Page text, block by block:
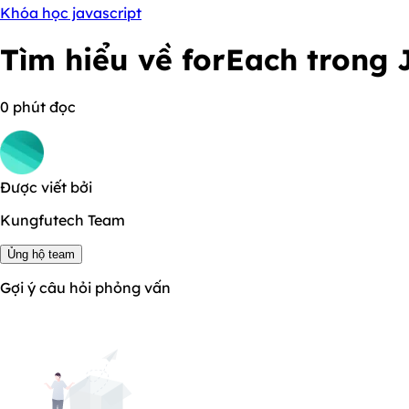
Khóa học javascript
Tìm hiểu về forEach trong
0 phút đọc
Được viết bởi
Kungfutech Team
Ủng hộ team
Gợi ý câu hỏi phỏng vấn